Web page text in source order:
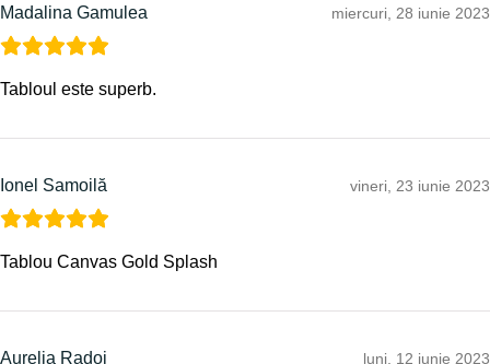
Madalina Gamulea miercuri, 28 iunie 2023
Tabloul este superb.
Ionel Samoilă vineri, 23 iunie 2023
Tablou Canvas Gold Splash
Aurelia Radoi luni, 12 iunie 2023